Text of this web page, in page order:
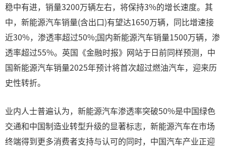
稳中有进，销量3200万辆左右，将保持3%的增长速度。其
中，新能源汽车销量(含出口)有望达1650万辆，同比增速接
近30%，渗透率超过50%;国内新能源汽车销量1500万辆，渗
透率超过55%。英国《金融时报》网站于日前同样预测，中
国新能源汽车销量2025年预计将首次超过燃油汽车，迎来历
史性转折。
业内人士普遍认为，新能源汽车渗透率突破50%是中国绿色
交通和中国制造业转型升级的显著标志，新能源汽车在市场
终端得到更多消费者支持与认可的同时，中国汽车产业正迎